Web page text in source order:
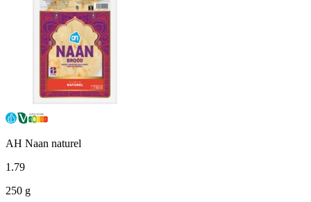
AH Naan naturel
1 .79
250 g